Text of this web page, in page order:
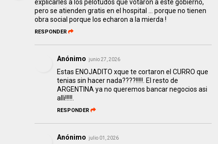
explicarles a los pelotudos que votaron a este gobierno,
pero se atienden gratis en el hospital ... porque no tienen
obra social porque los echaron a la mierda !
RESPONDER
Anónimo junio 27, 2026
Estas ENOJADITO xque te cortaron el CURRO que
tenias sin hacer nada????!!!!!. El resto de
ARGENTINA ya no queremos bancar negocios asi
alli!!!!!.
RESPONDER
Anónimo julio 01, 2026